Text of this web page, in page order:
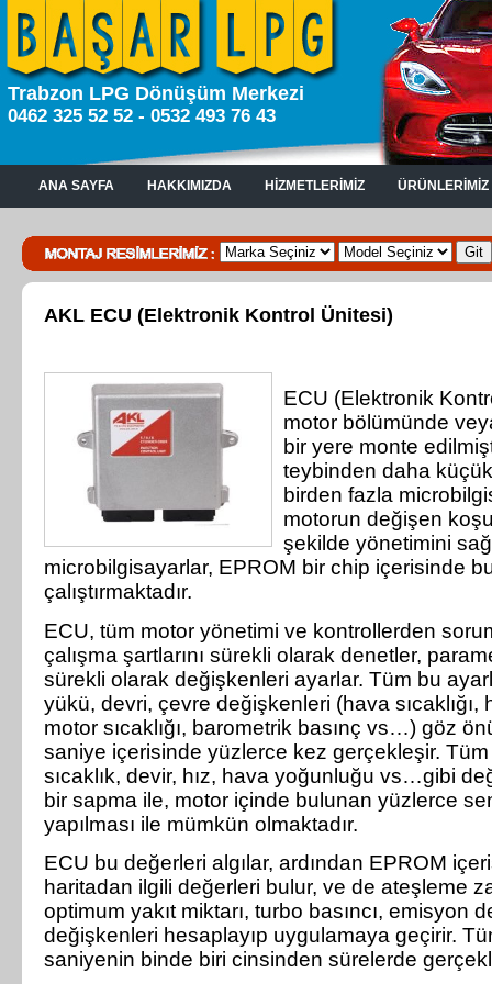
Trabzon LPG Dönüşüm Merkezi
0462 325 52 52 - 0532 493 76 43
ANA SAYFA HAKKIMIZDA HİZMETLERİMİZ ÜRÜNLERİMİZ
AKL ECU (Elektronik Kontrol Ünitesi)
ECU (Elektronik
motor bölümünde
bir yere monte
teybinden daha
birden fazla
motorun değişen
şekilde yönetimini
microbilgisayarlar, EPROM bir chip içerisinde
çalıştırmaktadır.
ECU, tüm motor yönetimi ve kontrollerden
çalışma şartlarını sürekli olarak denetler,
sürekli olarak değişkenleri ayarlar. Tüm bu
yükü, devri, çevre değişkenleri (hava
motor sıcaklığı, barometrik basınç vs…) göz
saniye içerisinde yüzlerce kez gerçekleşir. Tüm
sıcaklık, devir, hız, hava yoğunluğu vs…gibi
bir sapma ile, motor içinde bulunan yüzlerce
yapılması ile mümkün olmaktadır.
ECU bu değerleri algılar, ardından EPROM
haritadan ilgili değerleri bulur, ve de ateşleme
optimum yakıt miktarı, turbo basıncı, emisyon
değişkenleri hesaplayıp uygulamaya geçirir.
saniyenin binde biri cinsinden sürelerde